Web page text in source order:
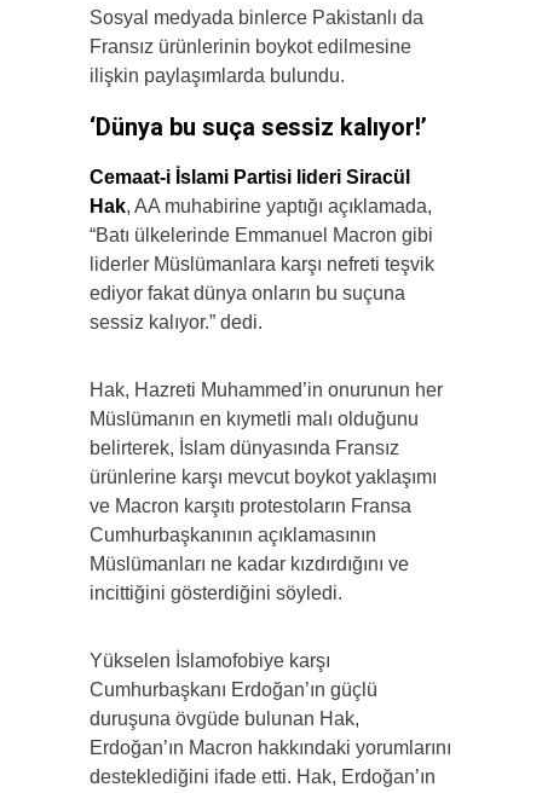
Sosyal medyada binlerce Pakistanlı da
Fransız ürünlerinin boykot edilmesine
ilişkin paylaşımlarda bulundu.
‘Dünya bu suça sessiz kalıyor!’
Cemaat-i İslami Partisi lideri Siracül
Hak, AA muhabirine yaptığı açıklamada,
“Batı ülkelerinde Emmanuel Macron gibi
liderler Müslümanlara karşı nefreti teşvik
ediyor fakat dünya onların bu suçuna
sessiz kalıyor.” dedi.
Hak, Hazreti Muhammed’in onurunun her
Müslümanın en kıymetli malı olduğunu
belirterek, İslam dünyasında Fransız
ürünlerine karşı mevcut boykot yaklaşımı
ve Macron karşıtı protestoların Fransa
Cumhurbaşkanının açıklamasının
Müslümanları ne kadar kızdırdığını ve
incittiğini gösterdiğini söyledi.
Yükselen İslamofobiye karşı
Cumhurbaşkanı Erdoğan’ın güçlü
duruşuna övgüde bulunan Hak,
Erdoğan’ın Macron hakkındaki yorumlarını
desteklediğini ifade etti. Hak, Erdoğan’ın